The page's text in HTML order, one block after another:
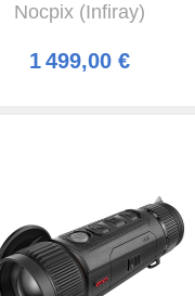
Nocpix (Infiray)
1 499,00 €